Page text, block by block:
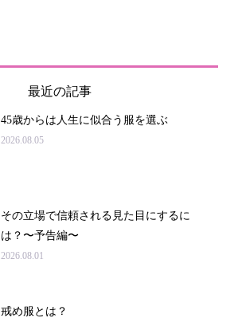
最近の記事
45歳からは人生に似合う服を選ぶ
2026.08.05
その立場で信頼される見た目にするに
は？〜予告編〜
2026.08.01
戒め服とは？